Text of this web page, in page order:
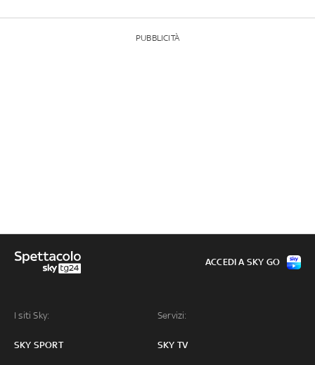
PUBBLICITÀ
I siti Sky:
SKY SPORT
Servizi:
SKY TV
ACCEDI A SKY GO